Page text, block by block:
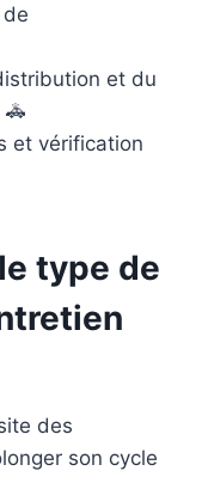
et du
et vérification
type de
des
son cycle